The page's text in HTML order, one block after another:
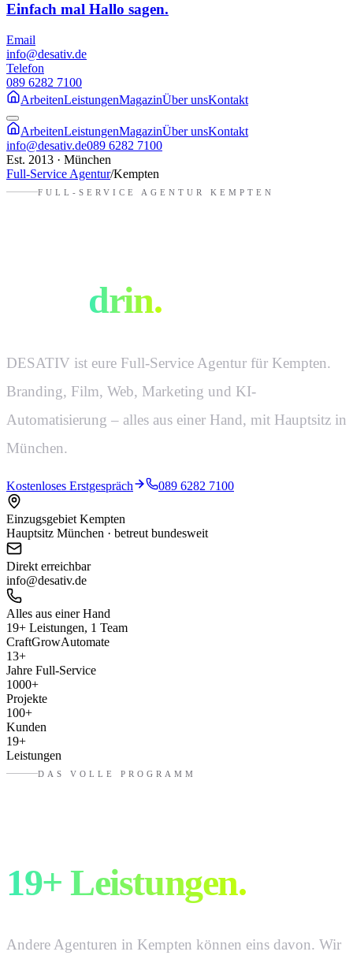
Einfach mal Hallo sagen.
Email
info@desativ.de
Telefon
089 6282 7100
ArbeitenLeistungenMagazinÜber unsKontakt
ArbeitenLeistungenMagazinÜber unsKontakt
info@desativ.de089 6282 7100
Est. 2013 · München
Full-Service Agentur/Kempten
FULL-SERVICE AGENTUR KEMPTEN
drin.
DESATIV ist eure Full-Service Agentur für Kempten.
Branding, Film, Web, Marketing und KI-
Automatisierung – alles aus einer Hand, mit Hauptsitz in
München.
Kostenloses Erstgespräch 089 6282 7100
Einzugsgebiet Kempten
Hauptsitz München · betreut bundesweit
Direkt erreichbar
info@desativ.de
Alles aus einer Hand
19+ Leistungen, 1 Team
CraftGrowAutomate
13+
Jahre Full-Service
1000+
Projekte
100+
Kunden
19+
Leistungen
DAS VOLLE PROGRAMM
19+ Leistungen.
Andere Agenturen in Kempten können eins davon. Wir